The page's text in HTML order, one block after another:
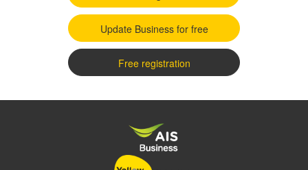
Update Business for free
Free registration